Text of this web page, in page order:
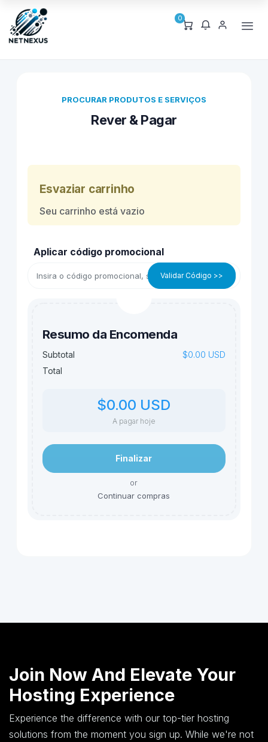
0
PROCURAR PRODUTOS E SERVIÇOS
Rever & Pagar
Esvaziar carrinho
Seu carrinho está vazio
Aplicar código promocional
Validar Código >>
Resumo da Encomenda
Subtotal $0.00 USD
Total
$0.00 USD
A pagar hoje
Finalizar
or
Continuar compras
Join Now And Elevate Your
Hosting Experience
Experience the difference with our top-tier hosting
solutions from the moment you sign up. While we're not